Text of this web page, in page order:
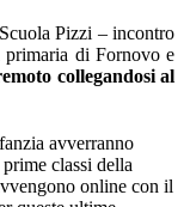
Pizzi – incontro
primaria di Fornovo e
collegandosi al
avverranno
classi della
online con il